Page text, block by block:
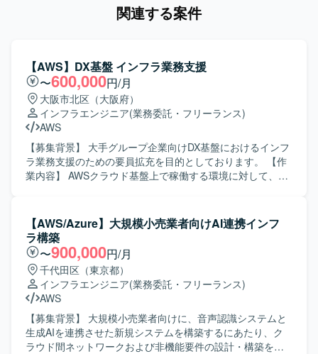
関連する案件
【AWS】DX基盤 インフラ業務支援
〜600,000円/月
大阪市北区（大阪府）
インフラエンジニア(業務委託・フリーランス)
AWS
【募集背景】 大手グループ企業向けDX基盤におけるインフ
ラ業務支援のための要員拡充を目的としております。 【作
業内容】 AWSクラウド基盤上で稼働する環境に対して、イ
会社システムとの接続妥当性確認、ネットワークや認証、
鍵管理等の基盤観点での確認、リスクや懸念点、推奨事項
の整理を実施していただきます。また、レビュー資料や説
明資料などのドキュメント作成、および顧客や関係部門と
の調整・説明対応もご担当いただきます。 【求める人物
像】 インフラ基盤全体を理解し、技術的な観点からリスク
や懸念点を整理できる方を求めております。関係者と調整
しながら、一人称で資料作成や説明対応ができ、ITに詳し
くない関係者に対してもリスクや推奨事項を分かりやすく
説明できる方を想定しております。AWS経験が浅い場合で
【AWS/Azure】大規模小売業者向けAI連携インフ
ラ構築
〜900,000円/月
千代田区（東京都）
インフラエンジニア(業務委託・フリーランス)
AWS
【募集背景】 大規模小売業者向けに、音声認識システムと
生成AIを連携させた新規システムを構築するにあたり、ク
ラウド間ネットワークおよび非機能要件の設計・構築をリ